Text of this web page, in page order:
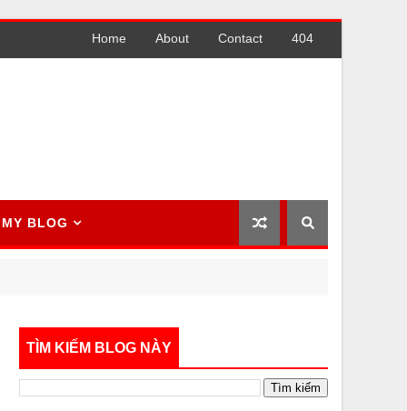
Home About Contact 404
MY BLOG
TÌM KIẾM BLOG NÀY